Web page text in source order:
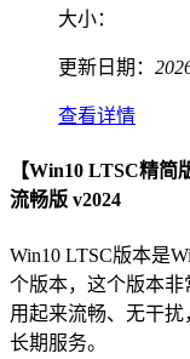
大小：
更新日期：
查看详情
【Win10 LTSC精简
流畅版 v2024
Win10 LTSC版本是
个版本，这个版本非
用起来流畅、无干
长期服务。